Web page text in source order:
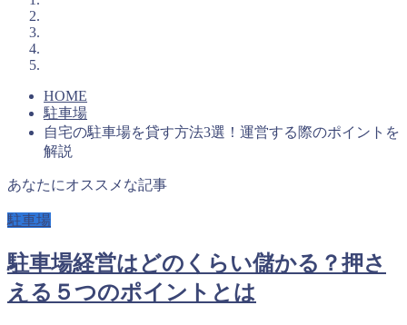
HOME
駐車場
自宅の駐車場を貸す方法3選！運営する際のポイントを
解説
あなたにオススメな記事
駐車場
駐車場経営はどのくらい儲かる？押さ
える５つのポイントとは